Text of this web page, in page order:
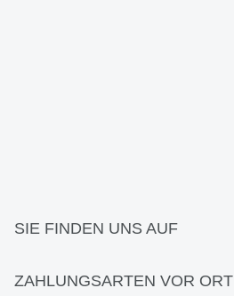
SIE FINDEN UNS AUF
ZAHLUNGSARTEN VOR ORT